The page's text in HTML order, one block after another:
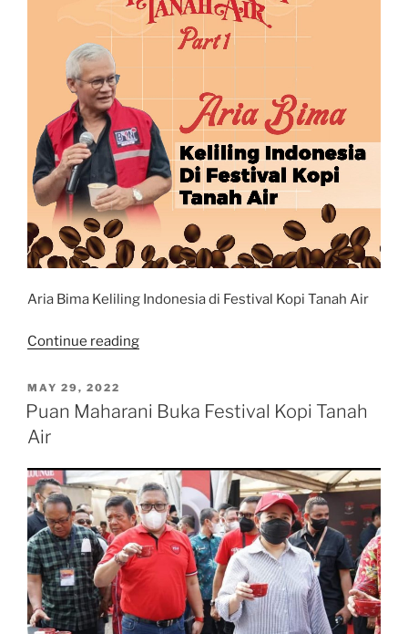
Akses
Pelayanan
Kesehatan”
Aria Bima Keliling Indonesia di Festival Kopi Tanah Air
Continue reading“Festival
Air
POSTED
ON
MAY 29, 2022
Puan Maharani Buka Festival Kopi Tanah
Air